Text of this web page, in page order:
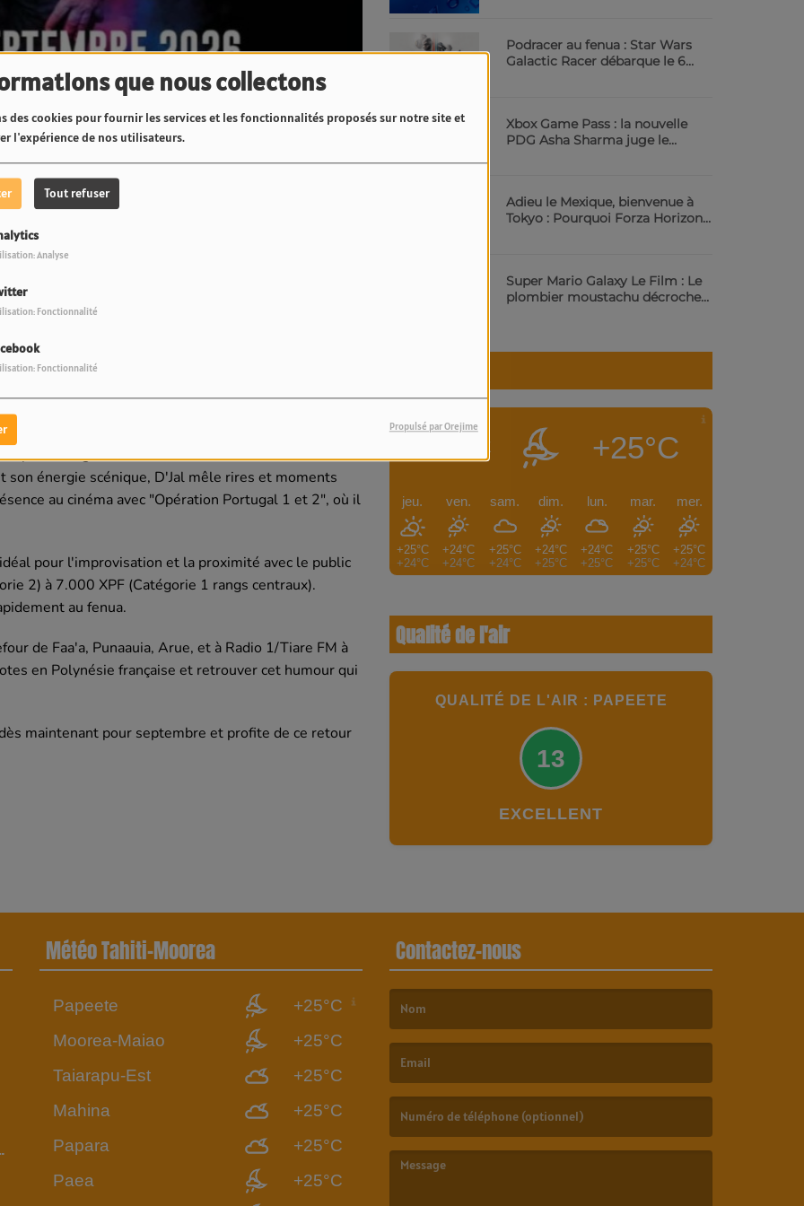
que nous collectons
des cookies pour fournir les services et les fonctionnalités proposés sur notre site et
l'expérience de nos utilisateurs.
Tout refuser
Analyse
Fonctionnalité
Fonctionnalité
Propulsé par Orejime
d'humour proche du public tahitien.
personnages variés et des situations absurdes à un
énergie scénique, D'Jal mêle rires et moments
au cinéma avec "Opération Portugal 1 et 2", où il
pour l'improvisation et la proximité avec le public
2) à 7.000 XPF (Catégorie 1 rangs centraux).
au fenua.
de Faa'a, Punaauia, Arue, et à Radio 1/Tiare FM à
en Polynésie française et retrouver cet humour qui
maintenant pour septembre et profite de ce retour
Podracer au fenua : Star Wars
Galactic Racer débarque le 6
Xbox Game Pass : la nouvelle
PDG Asha Sharma juge le
Adieu le Mexique, bienvenue à
Tokyo : Pourquoi Forza Horizon
Super Mario Galaxy Le Film : Le
plombier moustachu décroche
PAPEETE +25°C
jeu.
+25°C
+24°C
ven.
+24°C
+24°C
sam.
+25°C
+24°C
dim.
+24°C
+25°C
lun.
+24°C
+25°C
mar.
+25°C
+25°C
mer.
+25°C
+24°C
Qualité de l'air
QUALITÉ DE L'AIR : PAPEETE
13
EXCELLENT
Météo Tahiti-Moorea
Papeete
+25°C
Moorea-Maiao
+25°C
Taiarapu-Est
+25°C
Mahina
+25°C
Papara
+25°C
Paea
+25°C
Contactez-nous